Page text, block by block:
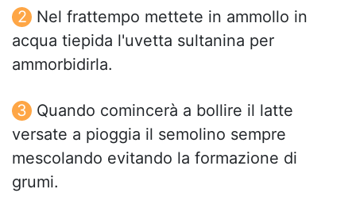
Nel frattempo mettete in ammollo in
acqua tiepida l'uvetta sultanina per
ammorbidirla.
Quando comincerà a bollire il latte
versate a pioggia il semolino sempre
mescolando evitando la formazione di
grumi.